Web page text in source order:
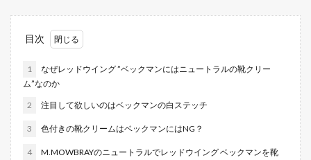
目次
1
なぜレッドウイング ”ベックマンにはニュートラルの靴クリー
ム”なのか
2 注目して欲しいのはベックマンの白ステッチ
3 色付きの靴クリームはベックマンにはNG？
4
M.MOWBRAYのニュートラルでレッドウイング ベックマンを靴